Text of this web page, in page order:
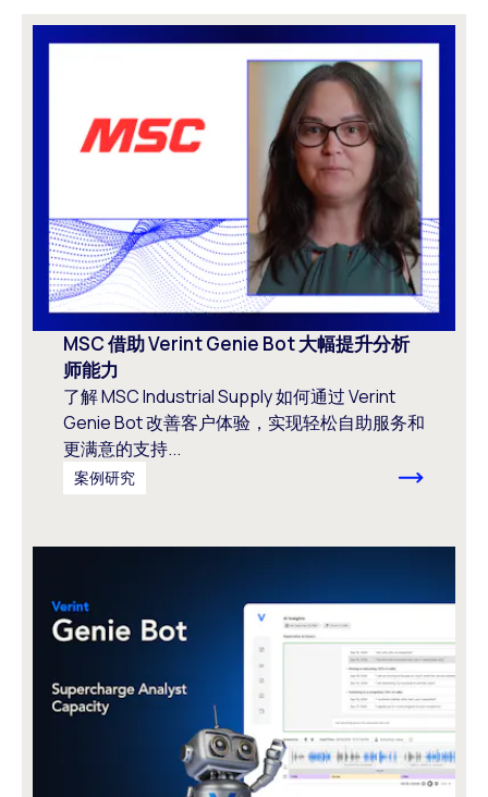
MSC 借助 Verint Genie Bot 大幅提升分析
师能力
了解 MSC Industrial Supply 如何通过 Verint
Genie Bot 改善客户体验，实现轻松自助服务和
更满意的支持...
案例研究